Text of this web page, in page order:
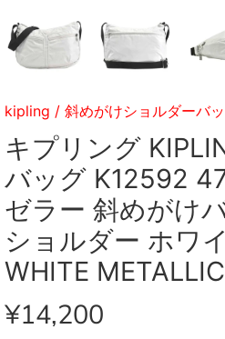
kipling / 斜めがけショルダーバ
キプリング
バッグ K12592
ゼラー 斜めがけ
ショルダー ホワ
WHITE
¥14,200